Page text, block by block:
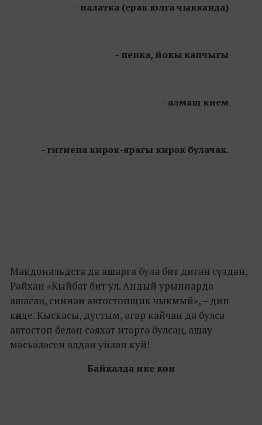
- палатка (ерак юлга чыкканда)
- пенка, йокы капчыгы
- алмаш кием
- гигиена кирәк-ярагы кирәк булачак.
Макдональдста да ашарга була бит дигән сүздән,
Рәйхан «Кыйбат бит ул. Андый урыннарда
ашасаң, синнән автостопщик чыкмый», – дип
көлде. Кыскасы, дустым, әгәр кайчан да булса
автостоп белән сәяхәт итәргә булсаң, ашау
мәсьәләсен алдан уйлап куй!
Байкалда ике көн